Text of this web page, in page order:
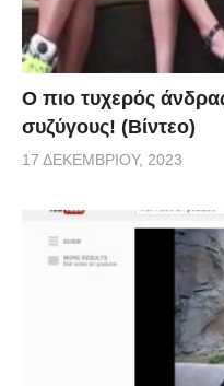
Ο πιο τυχερός
συζύγους! (Βίντεο)
17 ΔΕΚΕΜΒΡΊΟΥ, 2023